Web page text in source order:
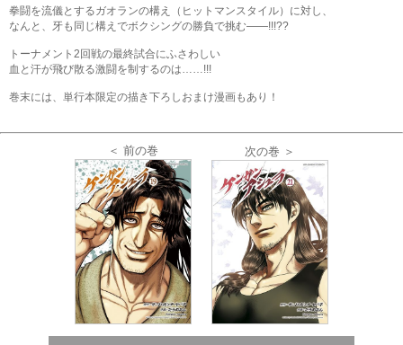
拳闘を流儀とするガオランの構え（ヒットマンスタイル）に対し、
なんと、牙も同じ構えでボクシングの勝負で挑む――!!!??
トーナメント2回戦の最終試合にふさわしい
血と汗が飛び散る激闘を制するのは……!!!
巻末には、単行本限定の描き下ろしおまけ漫画もあり！
＜ 前の巻 次の巻 ＞